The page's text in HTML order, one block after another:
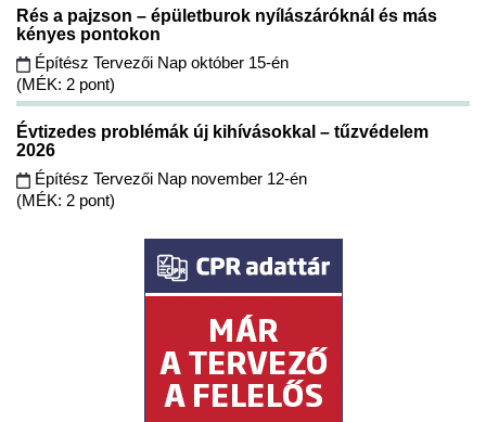
Rés a pajzson – épületburok nyílászáróknál és más
kényes pontokon
Építész Tervezői Nap október 15-én
(MÉK: 2 pont)
Évtizedes problémák új kihívásokkal – tűzvédelem
2026
Építész Tervezői Nap november 12-én
(MÉK: 2 pont)